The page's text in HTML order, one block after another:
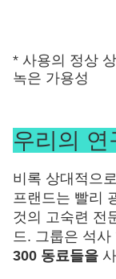
* 사용의 정상
녹은 가용성
우리의
비록 상대적으
프랜드는 빨리
것의 고숙련 전
드. 그룹은 석사
300 동료들을